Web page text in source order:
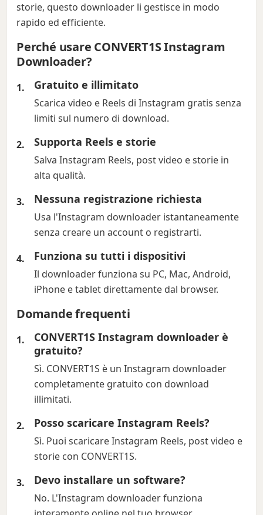
storie, questo downloader li gestisce in modo
rapido ed efficiente.
Perché usare CONVERT1S Instagram
Downloader?
Gratuito e illimitato
Scarica video e Reels di Instagram gratis senza
limiti sul numero di download.
Supporta Reels e storie
Salva Instagram Reels, post video e storie in
alta qualità.
Nessuna registrazione richiesta
Usa l'Instagram downloader istantaneamente
senza creare un account o registrarti.
Funziona su tutti i dispositivi
Il downloader funziona su PC, Mac, Android,
iPhone e tablet direttamente dal browser.
Domande frequenti
CONVERT1S Instagram downloader è
gratuito?
Sì. CONVERT1S è un Instagram downloader
completamente gratuito con download
illimitati.
Posso scaricare Instagram Reels?
Sì. Puoi scaricare Instagram Reels, post video e
storie con CONVERT1S.
Devo installare un software?
No. L'Instagram downloader funziona